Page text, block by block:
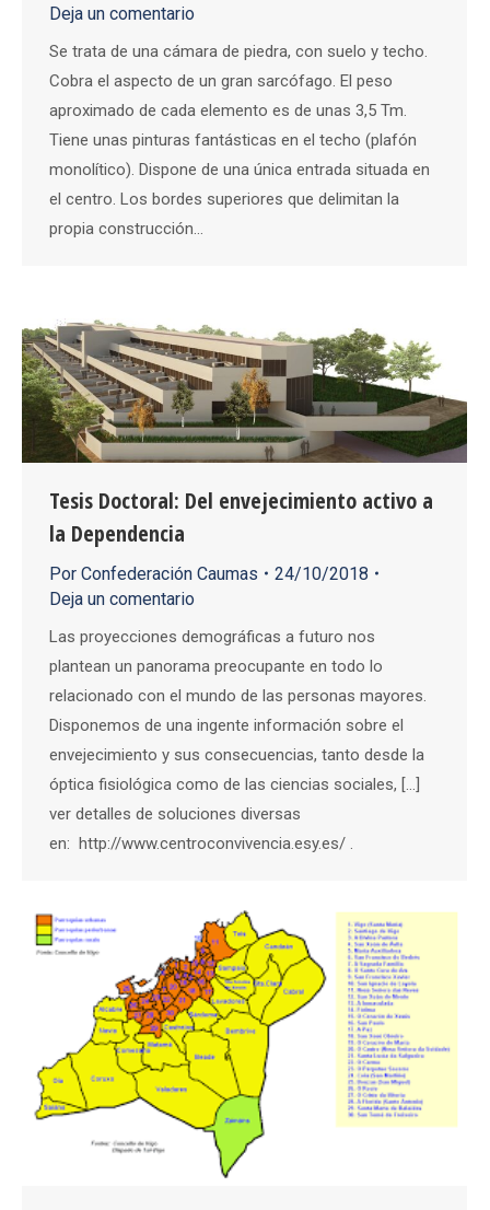
Deja un comentario
Se trata de una cámara de piedra, con suelo y techo.
Cobra el aspecto de un gran sarcófago. El peso
aproximado de cada elemento es de unas 3,5 Tm.
Tiene unas pinturas fantásticas en el techo (plafón
monolítico). Dispone de una única entrada situada en
el centro. Los bordes superiores que delimitan la
propia construcción…
Tesis Doctoral: Del envejecimiento activo a
la Dependencia
Por Confederación Caumas
24/10/2018
Deja un comentario
Las proyecciones demográficas a futuro nos
plantean un panorama preocupante en todo lo
relacionado con el mundo de las personas mayores.
Disponemos de una ingente información sobre el
envejecimiento y sus consecuencias, tanto desde la
óptica fisiológica como de las ciencias sociales, […]
ver detalles de soluciones diversas
en: http://www.centroconvivencia.esy.es/ .